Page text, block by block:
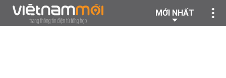
MỚI NHẤT